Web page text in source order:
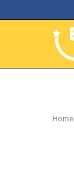
Home